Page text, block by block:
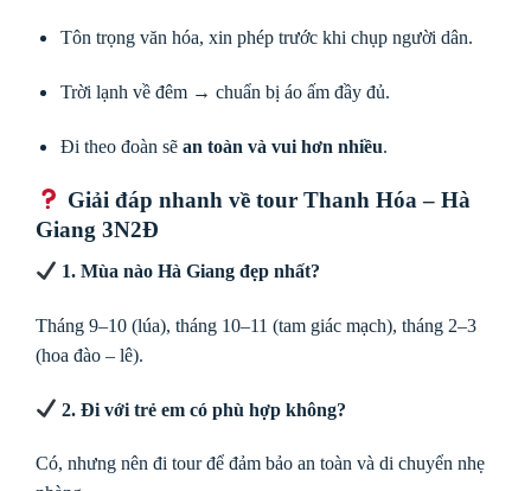
Tôn trọng văn hóa, xin phép trước khi chụp người dân.
Trời lạnh về đêm → chuẩn bị áo ấm đầy đủ.
Đi theo đoàn sẽ an toàn và vui hơn nhiều.
Giải đáp nhanh về tour Thanh Hóa – Hà
Giang 3N2Đ
1. Mùa nào Hà Giang đẹp nhất?
Tháng 9–10 (lúa), tháng 10–11 (tam giác mạch), tháng 2–3
(hoa đào – lê).
2. Đi với trẻ em có phù hợp không?
Có, nhưng nên đi tour để đảm bảo an toàn và di chuyển nhẹ